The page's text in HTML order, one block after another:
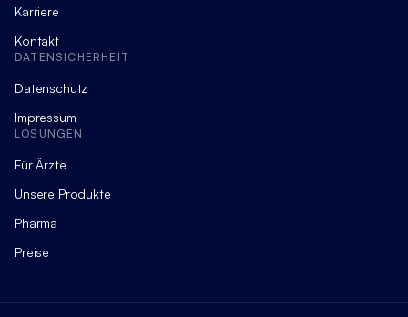
Karriere
Kontakt
DATENSICHERHEIT
Datenschutz
Impressum
LÖSUNGEN
Für Ärzte
Unsere Produkte
Pharma
Preise